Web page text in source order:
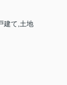
建て,土地